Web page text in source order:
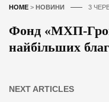
HOME > НОВИНИ 3
Фонд «МХП-
найбільших
NEXT ARTICLES